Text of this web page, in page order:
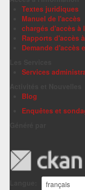
Textes juridiques
Manuel de l'accès
chargés d'accès à
Rapports d'accès
Demande d'accès
Services
Blog
Enquêtes et